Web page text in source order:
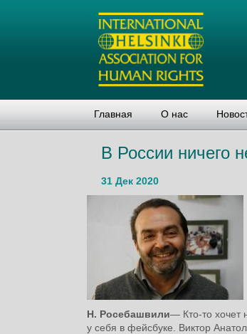
Главная О нас
В России ничего
31 Дек 2020
Н. Росебашвили― Кто-то хочет
у себя в фейсбуке. Виктор